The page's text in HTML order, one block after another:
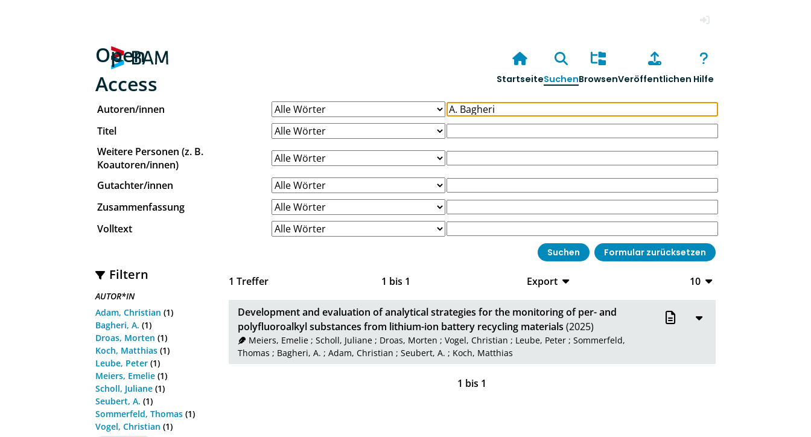
Open
Access
StartseiteSuchenBrowsenVeröffentlichen Hilfe
Autoren/innen
Titel
Weitere Personen (z. B.
Koautoren/innen)
Gutachter/innen
Zusammenfassung
Volltext
Filtern
AUTOR*IN
Adam, Christian (1)
Bagheri, A. (1)
Droas, Morten (1)
Koch, Matthias (1)
Leube, Peter (1)
Meiers, Emelie (1)
Scholl, Juliane (1)
Seubert, A. (1)
Sommerfeld, Thomas (1)
Vogel, Christian (1)
1 Treffer 1 bis 1
Export
CSV
RIS
10
10
20
Development and evaluation of analytical strategies for the monitoring of per- and
polyfluoroalkyl substances from lithium-ion battery recycling materials (2025)
Meiers, Emelie ;Scholl, Juliane ; Droas, Morten ;Vogel, Christian ; Leube, Peter ;Sommerfeld,
Thomas ; Bagheri, A. ; Adam, Christian ; Seubert, A. ; Koch, Matthias
1 bis 1